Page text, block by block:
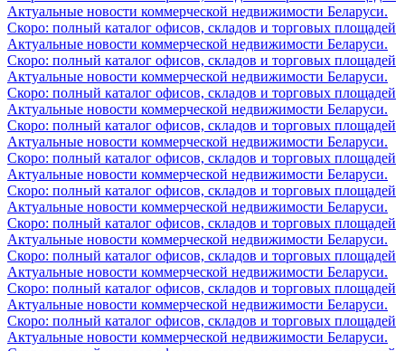
Актуальные новости коммерческой недвижимости Беларуси.
Скоро: полный каталог офисов, складов и торговых площадей
Актуальные новости коммерческой недвижимости Беларуси.
Скоро: полный каталог офисов, складов и торговых площадей
Актуальные новости коммерческой недвижимости Беларуси.
Скоро: полный каталог офисов, складов и торговых площадей
Актуальные новости коммерческой недвижимости Беларуси.
Скоро: полный каталог офисов, складов и торговых площадей
Актуальные новости коммерческой недвижимости Беларуси.
Скоро: полный каталог офисов, складов и торговых площадей
Актуальные новости коммерческой недвижимости Беларуси.
Скоро: полный каталог офисов, складов и торговых площадей
Актуальные новости коммерческой недвижимости Беларуси.
Скоро: полный каталог офисов, складов и торговых площадей
Актуальные новости коммерческой недвижимости Беларуси.
Скоро: полный каталог офисов, складов и торговых площадей
Актуальные новости коммерческой недвижимости Беларуси.
Скоро: полный каталог офисов, складов и торговых площадей
Актуальные новости коммерческой недвижимости Беларуси.
Скоро: полный каталог офисов, складов и торговых площадей
Актуальные новости коммерческой недвижимости Беларуси.